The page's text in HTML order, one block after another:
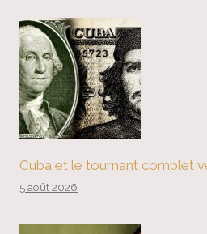
Cuba et le tournant complet
5 août 2026